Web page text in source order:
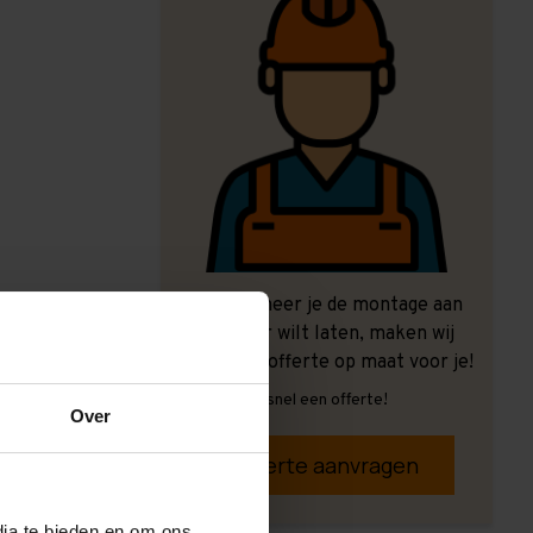
Over
Ook wanneer je de montage aan
ons over wilt laten, maken wij
graag een offerte op maat voor je!
Vrijblijvend, snel een offerte!
Offerte aanvragen